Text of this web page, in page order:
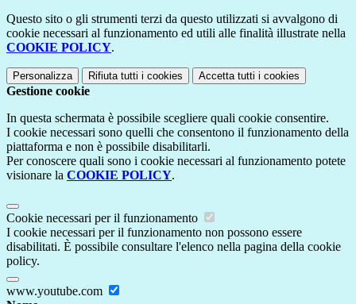
Questo sito o gli strumenti terzi da questo utilizzati si avvalgono di
cookie necessari al funzionamento ed utili alle finalità illustrate nella
COOKIE POLICY.
Personalizza Rifiuta tutti i cookies Accetta tutti i cookies
Gestione cookie
In questa schermata è possibile scegliere quali cookie consentire.
I cookie necessari sono quelli che consentono il funzionamento della
piattaforma e non è possibile disabilitarli.
Per conoscere quali sono i cookie necessari al funzionamento potete
visionare la COOKIE POLICY.
Cookie necessari per il funzionamento
I cookie necessari per il funzionamento non possono essere
disabilitati. È possibile consultare l'elenco nella pagina della cookie
policy.
www.youtube.com